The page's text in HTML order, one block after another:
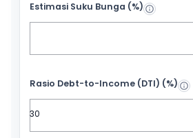
Estimasi Suku Bunga (%)
Rasio Debt-to-Income (DTI) (%)